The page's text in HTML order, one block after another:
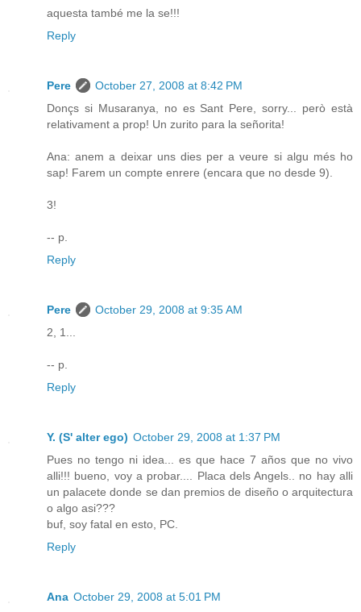
aquesta també me la se!!!
Reply
Pere
October 27, 2008 at 8:42 PM
Donçs si Musaranya, no es Sant Pere, sorry... però està
relativament a prop! Un zurito para la señorita!
Ana: anem a deixar uns dies per a veure si algu més ho
sap! Farem un compte enrere (encara que no desde 9).
3!
-- p.
Reply
Pere
October 29, 2008 at 9:35 AM
2, 1...
-- p.
Reply
Y. (S' alter ego) October 29, 2008 at 1:37 PM
Pues no tengo ni idea... es que hace 7 años que no vivo
alli!!! bueno, voy a probar.... Placa dels Angels.. no hay alli
un palacete donde se dan premios de diseño o arquitectura
o algo asi???
buf, soy fatal en esto, PC.
Reply
Ana October 29, 2008 at 5:01 PM